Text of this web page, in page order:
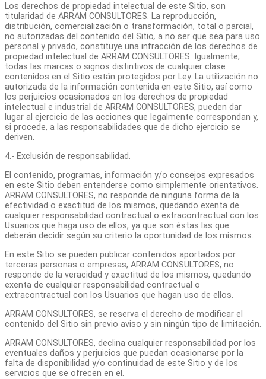
Los derechos de propiedad intelectual de este Sitio, son
titularidad de ARRAM CONSULTORES. La reproducción,
distribución, comercialización o transformación, total o parcial,
no autorizadas del contenido del Sitio, a no ser que sea para uso
personal y privado, constituye una infracción de los derechos de
propiedad intelectual de ARRAM CONSULTORES. Igualmente,
todas las marcas o signos distintivos de cualquier clase
contenidos en el Sitio están protegidos por Ley. La utilización no
autorizada de la información contenida en este Sitio, así como
los perjuicios ocasionados en los derechos de propiedad
intelectual e industrial de ARRAM CONSULTORES, pueden dar
lugar al ejercicio de las acciones que legalmente correspondan y,
si procede, a las responsabilidades que de dicho ejercicio se
deriven.
4.- Exclusión de responsabilidad.
El contenido, programas, información y/o consejos expresados
en este Sitio deben entenderse como simplemente orientativos.
ARRAM CONSULTORES, no responde de ninguna forma de la
efectividad o exactitud de los mismos, quedando exenta de
cualquier responsabilidad contractual o extracontractual con los
Usuarios que haga uso de ellos, ya que son éstas las que
deberán decidir según su criterio la oportunidad de los mismos.
En este Sitio se pueden publicar contenidos aportados por
terceras personas o empresas, ARRAM CONSULTORES, no
responde de la veracidad y exactitud de los mismos, quedando
exenta de cualquier responsabilidad contractual o
extracontractual con los Usuarios que hagan uso de ellos.
ARRAM CONSULTORES, se reserva el derecho de modificar el
contenido del Sitio sin previo aviso y sin ningún tipo de limitación.
ARRAM CONSULTORES, declina cualquier responsabilidad por los
eventuales daños y perjuicios que puedan ocasionarse por la
falta de disponibilidad y/o continuidad de este Sitio y de los
servicios que se ofrecen en el.